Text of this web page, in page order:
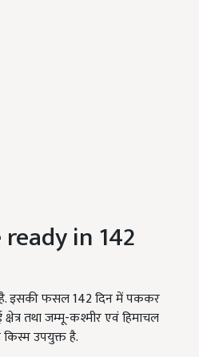
in 142
है. इसकी फसल 142 दिन में पककर
क्षेत्र तथा जम्मू-कश्मीर एवं हिमाचल
उपयुक्त है.